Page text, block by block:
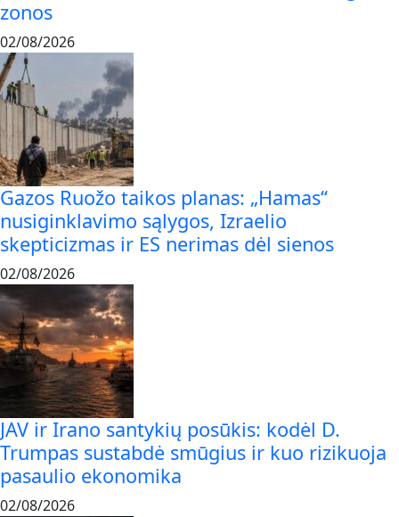
zonos
02/08/2026
Gazos Ruožo taikos planas: „Hamas“
nusiginklavimo sąlygos, Izraelio
skepticizmas ir ES nerimas dėl sienos
02/08/2026
JAV ir Irano santykių posūkis: kodėl D.
Trumpas sustabdė smūgius ir kuo rizikuoja
pasaulio ekonomika
02/08/2026